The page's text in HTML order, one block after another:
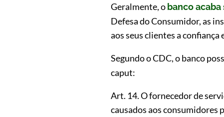
Geralmente, obanco
Defesa do Consumidor, as
aos seus clientes a confiança
Segundo o CDC, o banco
caput:
Art. 14. O fornecedor de
causados aos consumidores